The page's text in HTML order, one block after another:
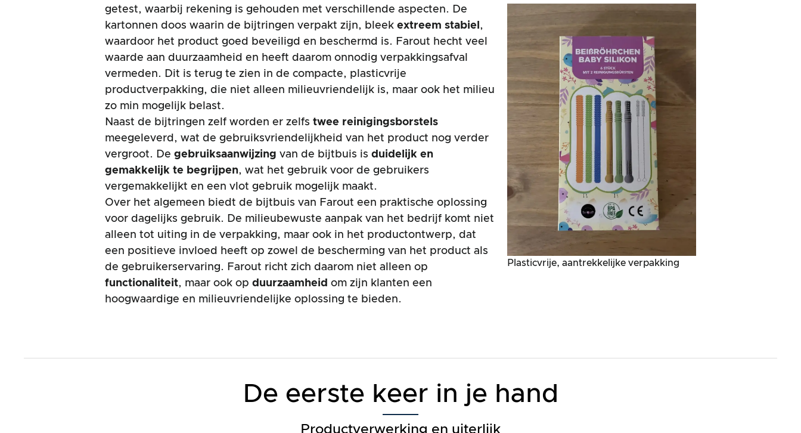
getest, waarbij rekening is gehouden met verschillende aspecten. De
kartonnen doos waarin de bijtringen verpakt zijn, bleekextreem stabiel ,
waardoor het product goed beveiligd en beschermd is. Farout hecht veel
waarde aan duurzaamheid en heeft daarom onnodig verpakkingsafval
vermeden. Dit is terug te zien in de compacte, plasticvrije
productverpakking, die niet alleen milieuvriendelijk is, maar ook het milieu
zo min mogelijk belast.
Naast de bijtringen zelf worden er zelfstwee reinigingsborstels
meegeleverd, wat de gebruiksvriendelijkheid van het product nog verder
vergroot. Degebruiksaanwijzingvan de bijtbuis is duidelijk en
gemakkelijk te begrijpen, wat het gebruik voor de gebruikers
vergemakkelijkt en een vlot gebruik mogelijk maakt.
Over het algemeen biedt de bijtbuis van Farout een praktische oplossing
voor dagelijks gebruik. De milieubewuste aanpak van het bedrijf komt niet
alleen tot uiting in de verpakking, maar ook in het productontwerp, dat
een positieve invloed heeft op zowel de bescherming van het product als
de gebruikerservaring. Farout richt zich daarom niet alleen op
functionaliteit, maar ook opduurzaamheid om zijn klanten een
hoogwaardige en milieuvriendelijke oplossing te bieden.
Plasticvrije, aantrekkelijke verpakking
De eerste keer in je hand
Productverwerking en uiterlijk